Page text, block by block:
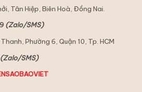
Tân Hiệp, Biên Hoà, Đồng Nai.
(Zalo/SMS)
Phường 6, Quận 10, Tp. HCM
(Zalo/SMS)